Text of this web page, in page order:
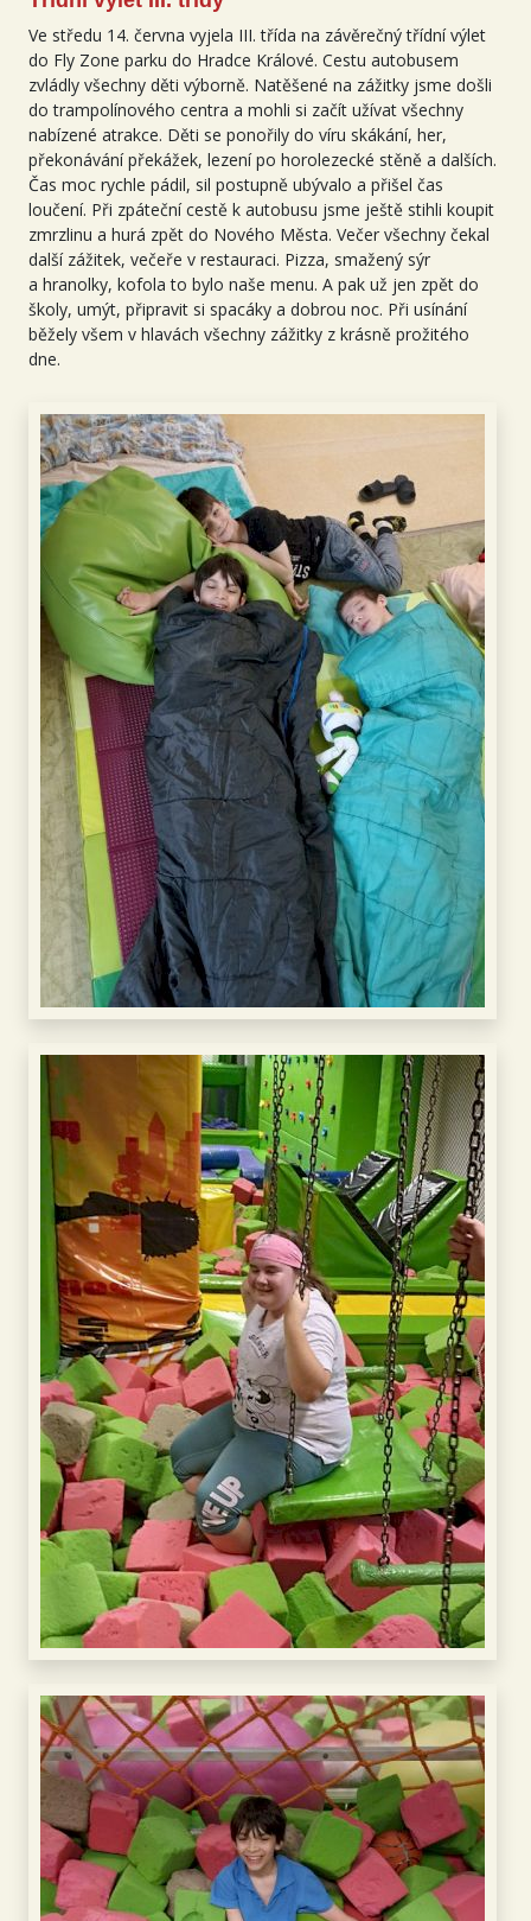
Ve středu 14. června vyjela III. třída na závěrečný třídní výlet
do Fly Zone parku do Hradce Králové. Cestu autobusem
zvládly všechny děti výborně. Natěšené na zážitky jsme došli
do trampolínového centra a mohli si začít užívat všechny
nabízené atrakce. Děti se ponořily do víru skákání, her,
překonávání překážek, lezení po horolezecké stěně a dalších.
Čas moc rychle pádil, sil postupně ubývalo a přišel čas
loučení. Při zpáteční cestě k autobusu jsme ještě stihli koupit
zmrzlinu a hurá zpět do Nového Města. Večer všechny čekal
další zážitek, večeře v restauraci. Pizza, smažený sýr
a hranolky, kofola to bylo naše menu. A pak už jen zpět do
školy, umýt, připravit si spacáky a dobrou noc. Při usínání
běžely všem v hlavách všechny zážitky z krásně prožitého
dne.